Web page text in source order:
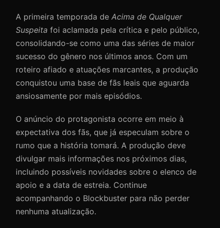
A primeira temporada de Acima de Qualquer
Suspeita foi aclamada pela crítica e pelo público,
consolidando-se como uma das séries de maior
sucesso do gênero nos últimos anos. Com um
roteiro afiado e atuações marcantes, a produção
conquistou uma base de fãs leais que aguarda
ansiosamente por mais episódios.
O anúncio do protagonista ocorre em meio à
expectativa dos fãs, que já especulam sobre o
rumo que a história tomará. A produção deve
divulgar mais informações nos próximos dias,
incluindo possíveis novidades sobre o elenco de
apoio e a data de estreia. Continue
acompanhando o Blockbuster para não perder
nenhuma atualização.